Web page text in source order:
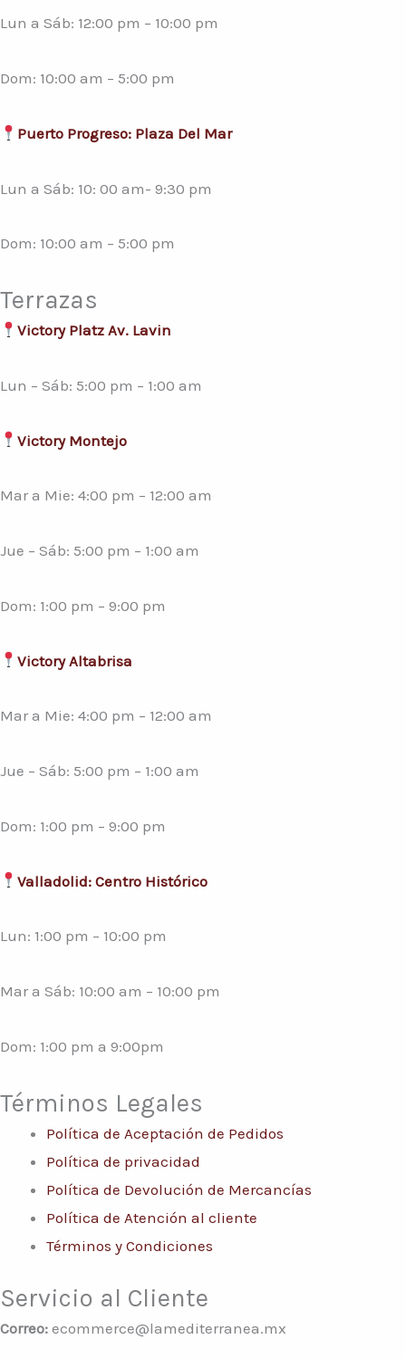
Lun a Sáb: 12:00 pm – 10:00 pm
Dom: 10:00 am – 5:00 pm
Puerto Progreso: Plaza Del Mar
Lun a Sáb: 10: 00 am- 9:30 pm
Dom: 10:00 am – 5:00 pm
Terrazas
Victory Platz Av. Lavin
Lun – Sáb: 5:00 pm – 1:00 am
Victory Montejo
Mar a Mie: 4:00 pm – 12:00 am
Jue – Sáb: 5:00 pm – 1:00 am
Dom: 1:00 pm – 9:00 pm
Victory Altabrisa
Mar a Mie: 4:00 pm – 12:00 am
Jue – Sáb: 5:00 pm – 1:00 am
Dom: 1:00 pm – 9:00 pm
Valladolid: Centro Histórico
Lun: 1:00 pm – 10:00 pm
Mar a Sáb: 10:00 am – 10:00 pm
Dom: 1:00 pm a 9:00pm
Términos Legales
Política de Aceptación de Pedidos
Política de privacidad
Política de Devolución de Mercancías
Política de Atención al cliente
Términos y Condiciones
Servicio al Cliente
Correo: ecommerce@lamediterranea.mx